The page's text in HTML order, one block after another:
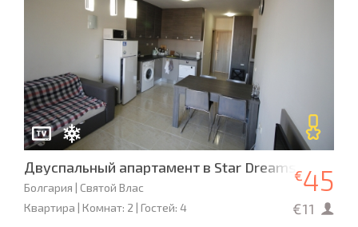
Двуспальный апартамент в Star Dreams
Болгария | Святой Влас
Квартира | Комнат: 2 | Гостей: 4
€45
€11